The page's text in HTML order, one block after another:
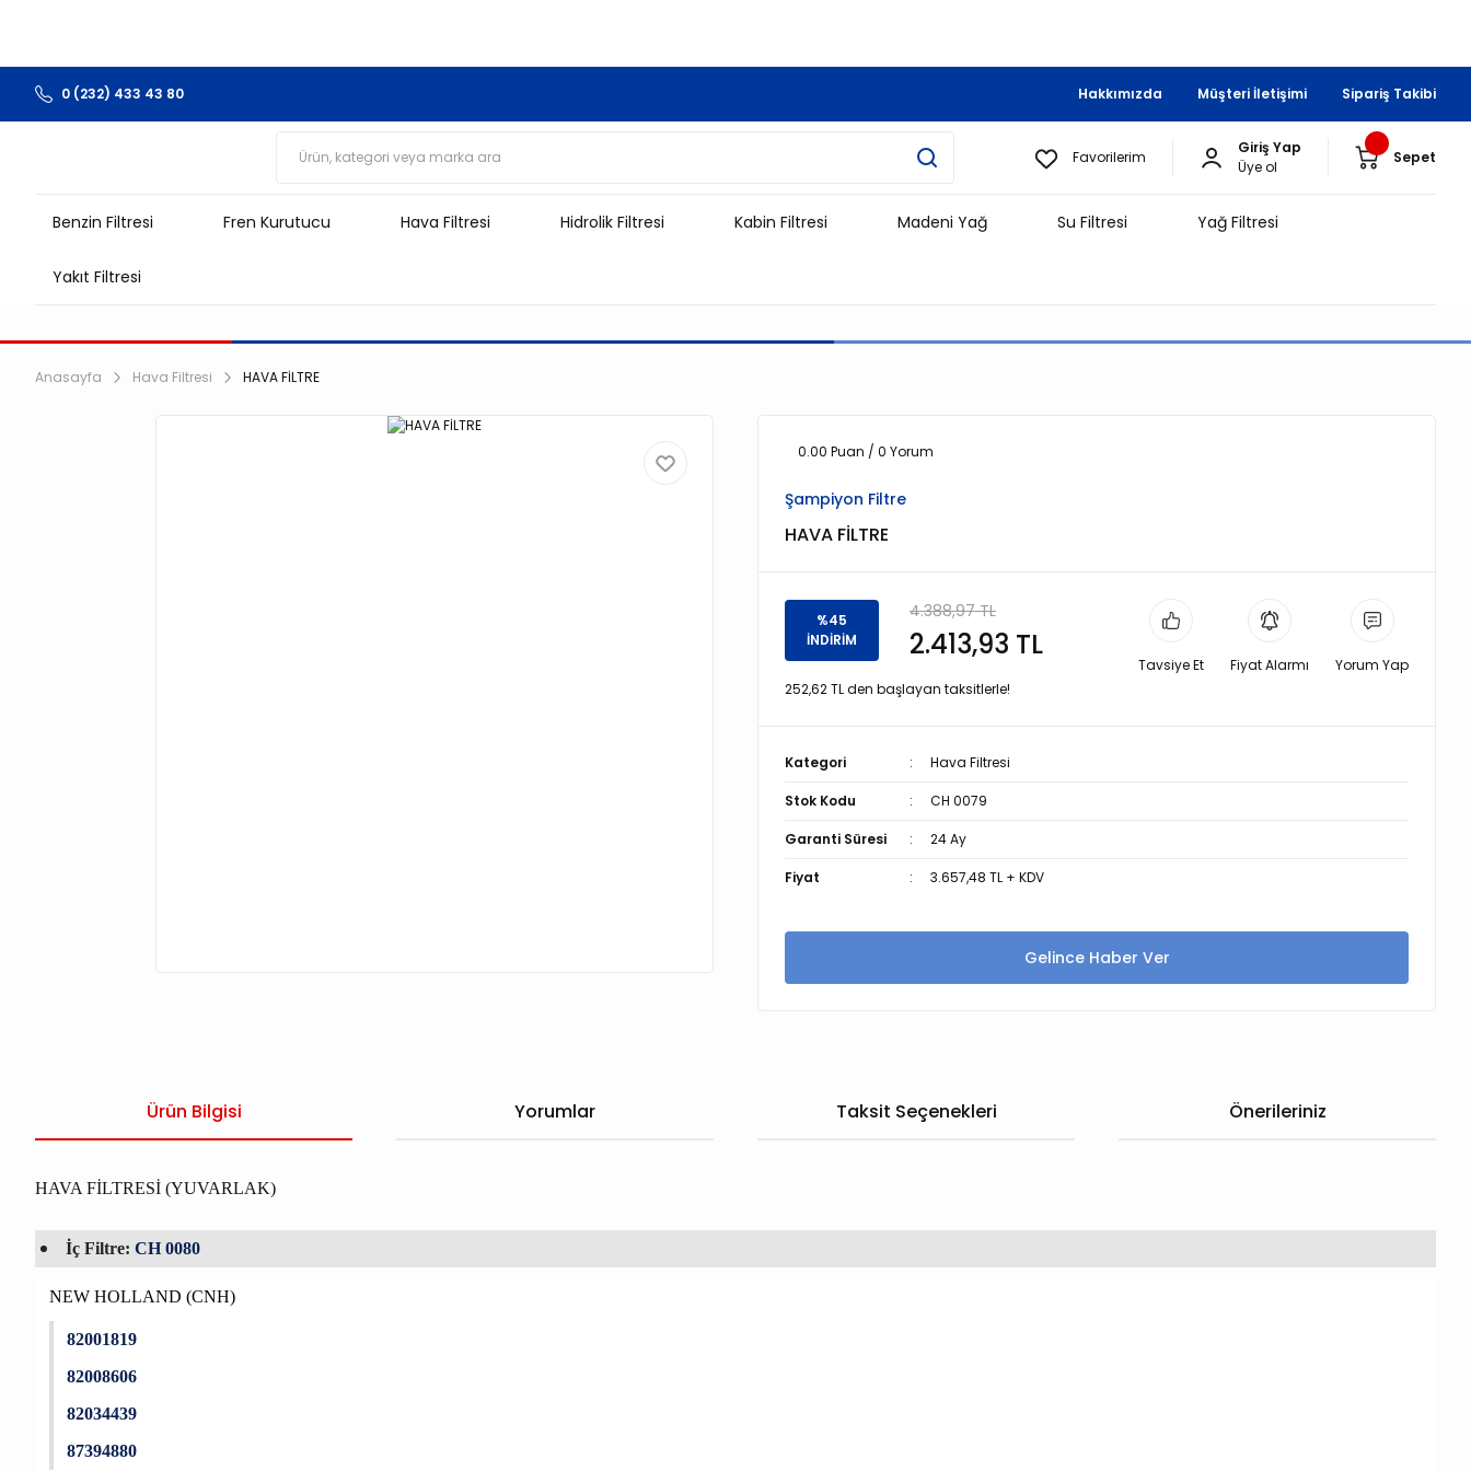
0 (232) 433 43 80 Hakkımızda Müşteri İletişimi Sipariş Takibi
Favorilerim
Giriş Yap
Üye ol
Sepet
Benzin Filtresi Fren Kurutucu Hava Filtresi Hidrolik Filtresi Kabin Filtresi Madeni Yağ Su Filtresi Yağ Filtresi
Yakıt Filtresi
Anasayfa Hava Filtresi HAVA FİLTRE
0.00 Puan / 0 Yorum
Şampiyon Filtre
HAVA FİLTRE
%45
İNDİRİM
4.388,97 TL
2.413,93 TL
252,62 TL den başlayan taksitlerle!
Tavsiye Et Fiyat Alarmı Yorum Yap
Kategori Hava Filtresi
Stok Kodu CH 0079
Garanti Süresi 24 Ay
Fiyat 3.657,48 TL + KDV
Gelince Haber Ver
Ürün Bilgisi Yorumlar Taksit Seçenekleri Önerileriniz
HAVA FİLTRESİ (YUVARLAK)
İç Filtre: CH 0080
NEW HOLLAND (CNH)
82001819
82008606
82034439
87394880